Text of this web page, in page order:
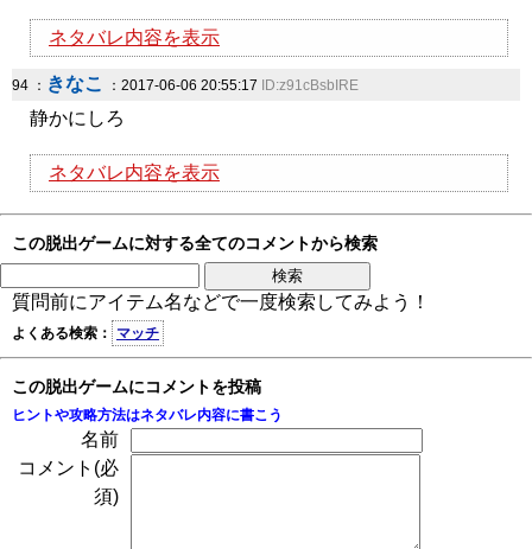
ネタバレ内容を表示
94 ： きなこ ：2017-06-06 20:55:17 ID:z91cBsbIRE
静かにしろ
ネタバレ内容を表示
この脱出ゲームに対する全てのコメントから検索
質問前にアイテム名などで一度検索してみよう！
よくある検索： マッチ
この脱出ゲームにコメントを投稿
ヒントや攻略方法はネタバレ内容に書こう
名前
コメント(必
須)